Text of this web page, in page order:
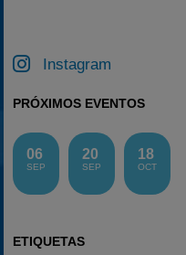
Instagram
PRÓXIMOS EVENTOS
06
SEP
20
SEP
18
OCT
ETIQUETAS